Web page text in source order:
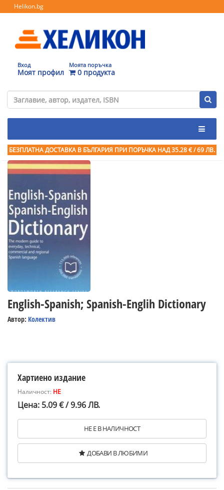
Helikon.bg
Вход
Моят профил
Моята поръчка
0 продукта
БЕЗПЛАТНА ДОСТАВКА В БЪЛГАРИЯ ПРИ ПОРЪЧКА НАД 35.28 € / 69 ЛВ.
English-Spanish; Spanish-Englih Dictionary
Автор: Колектив
Хартиено издание
Наличност: НЕ
Цена: 5.09 € / 9.96 ЛВ.
НЕ Е В НАЛИЧНОСТ
ДОБАВИ В ЛЮБИМИ